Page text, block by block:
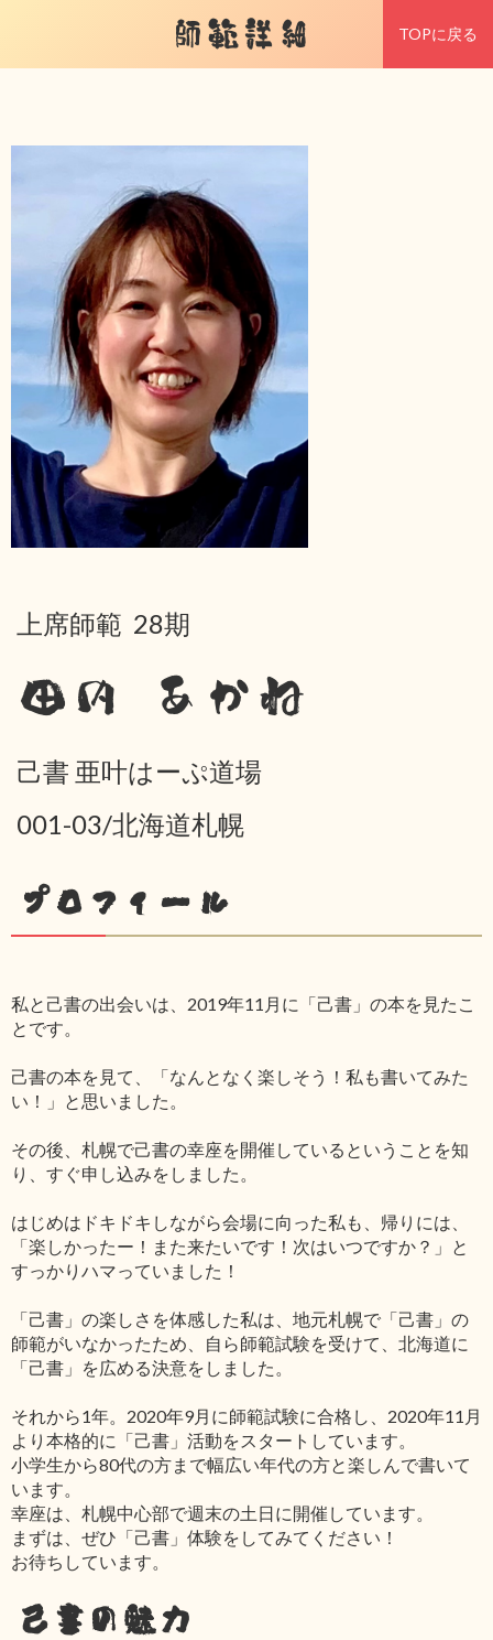
師範詳細 TOPに戻る
上席師範 28期
田内 あかね
己書 亜叶はーぷ道場
001-03/北海道札幌
プロフィール
私と己書の出会いは、2019年11月に「己書」の本を見たこ
とです。
己書の本を見て、「なんとなく楽しそう！私も書いてみた
い！」と思いました。
その後、札幌で己書の幸座を開催しているということを知
り、すぐ申し込みをしました。
はじめはドキドキしながら会場に向った私も、帰りには、
「楽しかったー！また来たいです！次はいつですか？」と
すっかりハマっていました！
「己書」の楽しさを体感した私は、地元札幌で「己書」の
師範がいなかったため、自ら師範試験を受けて、北海道に
「己書」を広める決意をしました。
それから1年。2020年9月に師範試験に合格し、2020年11月
より本格的に「己書」活動をスタートしています。
小学生から80代の方まで幅広い年代の方と楽しんで書いて
います。
幸座は、札幌中心部で週末の土日に開催しています。
まずは、ぜひ「己書」体験をしてみてください！
お待ちしています。
己書の魅力